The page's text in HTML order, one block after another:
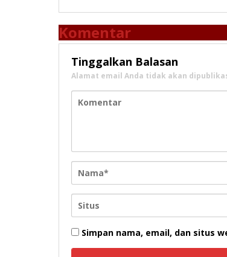
Komentar
Tinggalkan Balasan
Alamat email Anda tidak akan
Simpan nama, email, dan situs